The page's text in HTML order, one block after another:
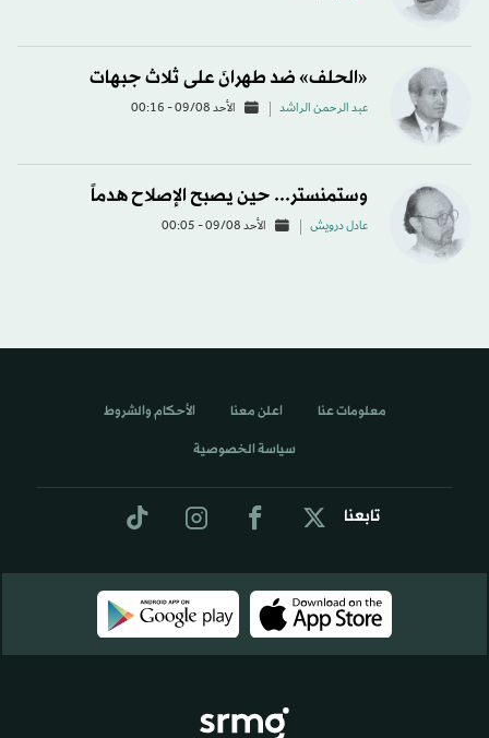
«الحلف» ضد طهرانَ على ثلاث جبهات
عبد الرحمن الراشد الأحد 09/08 - 00:16
وستمنستر... حين يصبح الإصلاح هدماً
عادل درويش الأحد 09/08 - 00:05
تابعنا
معلومات عنا اعلن معنا الأحكام والشروط
سياسة الخصوصية